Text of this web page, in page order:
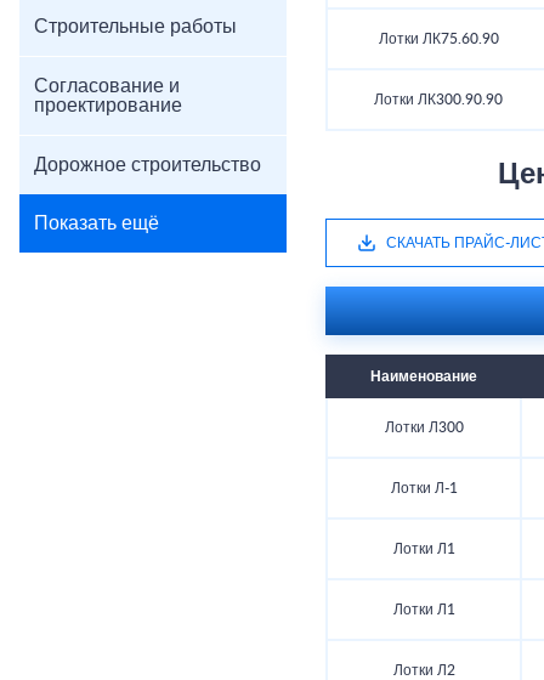
Строительные работы
Согласование и
проектирование
Дорожное строительство
Показать ещё
Лотки ЛК75.60.90
Лотки ЛК300.90.90
СКАЧАТЬ ПРАЙС-
Наименование
Лотки Л300
Лотки Л-1
Лотки Л1
Лотки Л1
Лотки Л2